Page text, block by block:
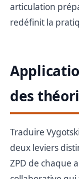
articulation
redéfinit la
des
Traduire
deux leviers
ZPD de chaque